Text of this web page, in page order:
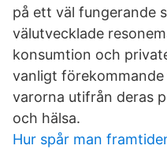
på ett väl fungerande
välutvecklade
konsumtion och
vanligt
varorna utifrån deras
och hälsa.
Hur spår man